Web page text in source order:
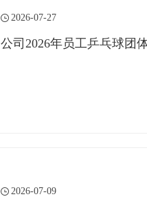
2026-07-27
公司2026年员工乒乓球团
2026-07-09